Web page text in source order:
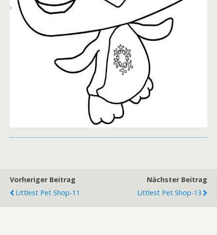
Vorheriger Beitrag
Littlest Pet Shop-11
Nächster Beitrag
Littlest Pet Shop-13